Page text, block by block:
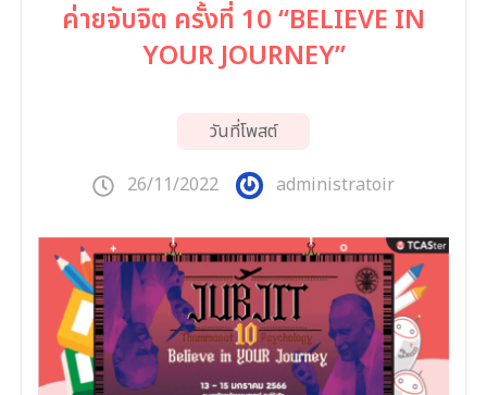
ค่ายจับจิต ครั้งที่ 10 “BELIEVE IN
YOUR JOURNEY”
วันที่โพสต์
26/11/2022 administratoir